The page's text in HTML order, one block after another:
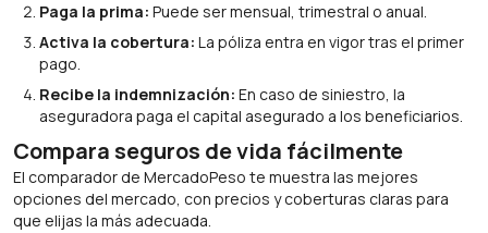
Paga la prima: Puede ser mensual, trimestral o anual.
Activa la cobertura: La póliza entra en vigor tras el primer
pago.
Recibe la indemnización: En caso de siniestro, la
aseguradora paga el capital asegurado a los beneficiarios.
Compara seguros de vida fácilmente
El comparador de MercadoPeso te muestra las mejores
opciones del mercado, con precios y coberturas claras para
que elijas la más adecuada.